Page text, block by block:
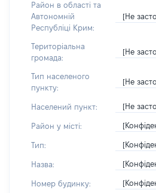
Район в області та
Автономній
Республіці Крим:
[Не
Територіальна
громада:
[Не
Тип населеного
пункту:
[Не
Населений пункт: [Не
Район у місті:
Тип:
Назва:
Номер будинку: